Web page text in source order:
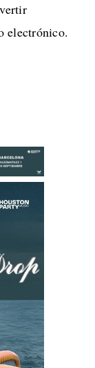
electrónico.